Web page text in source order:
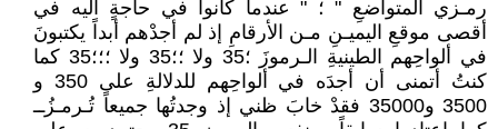
رمـزي المتواضعِ " ؛ " عندما كانوا في حاجةٍ اليه في
أقصى موقعِ اليميـنِ مـن الأرقامِ إذ لم أجدْهم أبداً يكتبونَ
في ألواحِهم الطينيةِ الـرموزَ ؛35 ولا ؛؛35 ولا ؛؛؛35 كما
كنتُ أتمنى أن أجدَه في ألواحِهم للدلالةِ على 350 و
3500 و35000 فقدْ خابَ ظني إذ وجدتُها جميعاً تُـرمـزُــ